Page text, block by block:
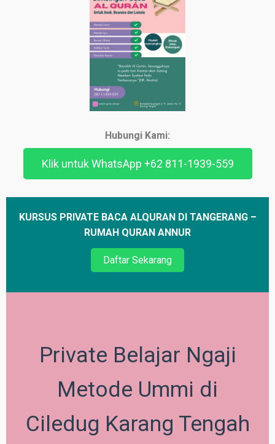
Hubungi Kami:
Klik untuk WhatsApp +62 811-1939-559
KURSUS PRIVATE BACA ALQURAN DI TANGERANG –
RUMAH QURAN ANNUR
Daftar Sekarang
Private Belajar Ngaji
Metode Ummi di
Ciledug Karang Tengah